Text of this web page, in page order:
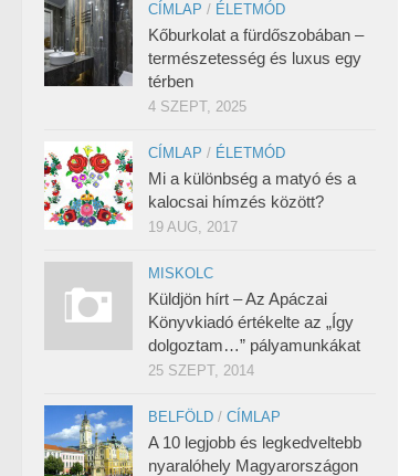
CÍMLAP / ÉLETMÓD
Kőburkolat a fürdőszobában –
természetesség és luxus egy
térben
4 SZEPT, 2025
CÍMLAP / ÉLETMÓD
Mi a különbség a matyó és a
kalocsai hímzés között?
19 AUG, 2017
MISKOLC
Küldjön hírt – Az Apáczai
Könyvkiadó értékelte az „Így
dolgoztam…” pályamunkákat
25 SZEPT, 2014
BELFÖLD / CÍMLAP
A 10 legjobb és legkedveltebb
nyaralóhely Magyarországon